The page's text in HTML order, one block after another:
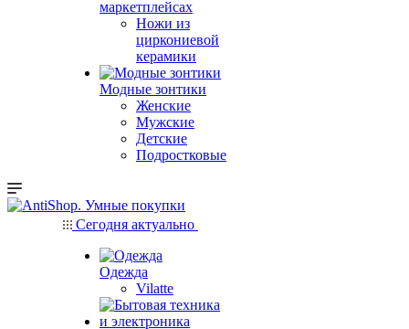
маркетплейсах
Ножи из
циркониевой
керамики
Модные зонтики
Женские
Мужские
Детские
Подростковые
Сегодня актуально
Одежда
Vilatte